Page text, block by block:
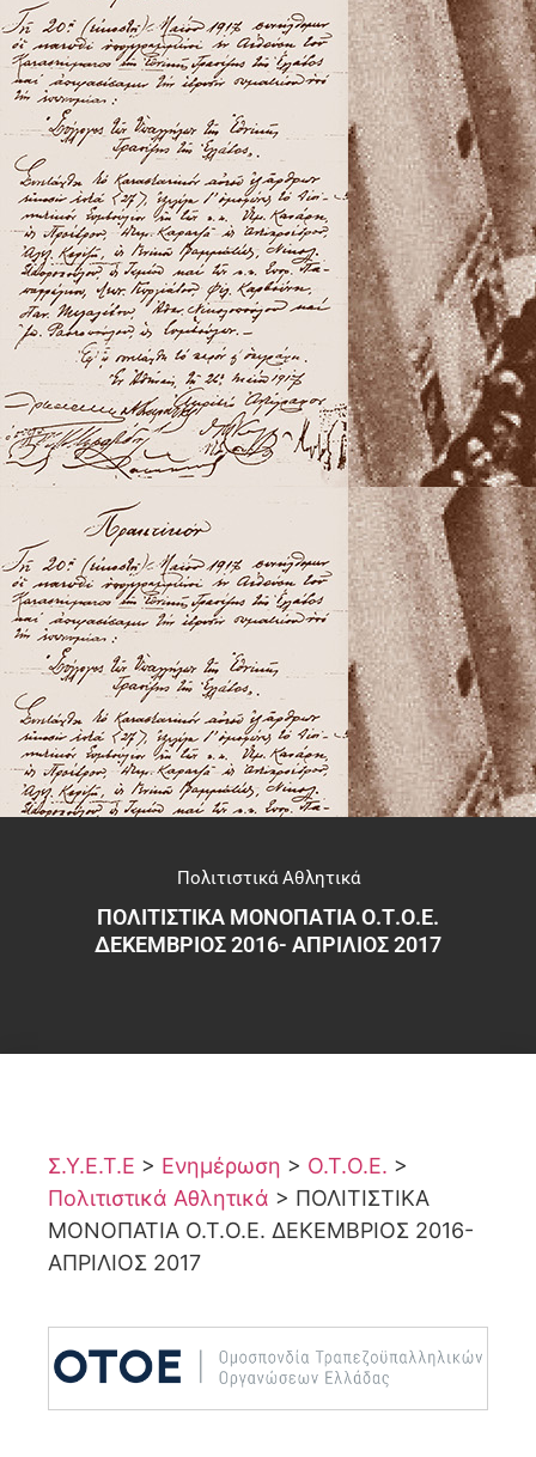
Πολιτιστικά Αθλητικά
ΠΟΛΙΤΙΣΤΙΚΑ ΜΟΝΟΠΑΤΙΑ Ο.Τ.Ο.Ε.
ΔΕΚΕΜΒΡΙΟΣ 2016- ΑΠΡΙΛΙΟΣ 2017
Σ.Υ.Ε.Τ.Ε > Ενημέρωση > Ο.Τ.Ο.Ε. >
Πολιτιστικά Αθλητικά > ΠΟΛΙΤΙΣΤΙΚΑ
ΜΟΝΟΠΑΤΙΑ Ο.Τ.Ο.Ε. ΔΕΚΕΜΒΡΙΟΣ 2016-
ΑΠΡΙΛΙΟΣ 2017